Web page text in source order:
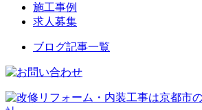
施工事例
求人募集
ブログ記事一覧